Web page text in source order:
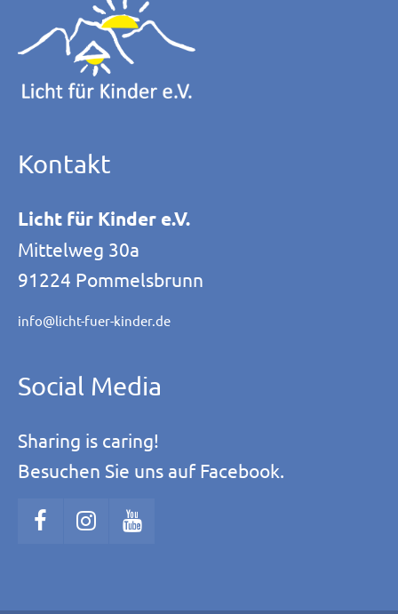
Kontakt
Licht für Kinder e.V.
Mittelweg 30a
91224 Pommelsbrunn
info@licht-fuer-kinder.de
Social Media
Sharing is caring!
Besuchen Sie uns auf Facebook.